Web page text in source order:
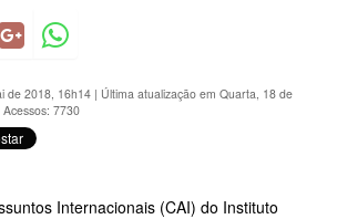
de 2018, 16h14 | Última atualização em Quarta, 18 de
Acessos: 7730
Internacionais (CAI) do Instituto